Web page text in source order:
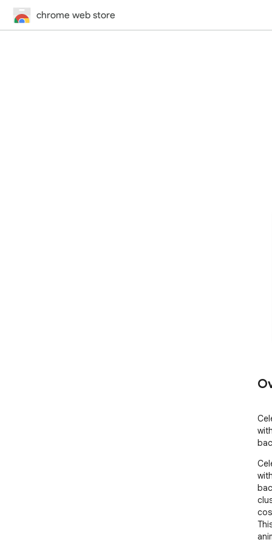
chrome web store